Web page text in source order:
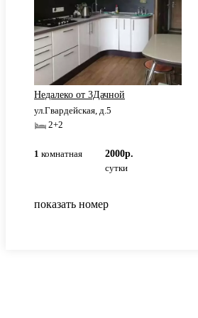
Недалеко от 3Дачной
ул.Гвардейская, д.5
2+2
1 комнатная
2000р.
сутки
показать номер